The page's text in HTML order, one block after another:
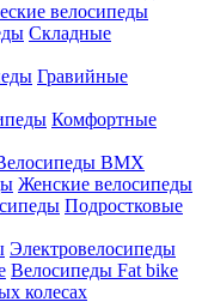
велосипеды
Складные
Гравийные
Комфортные
BMX
Женские велосипеды
Подростковые
Электровелосипеды
Велосипеды Fat bike